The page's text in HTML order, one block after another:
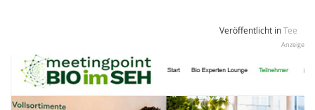
Veröffentlicht inTee
Anzeige